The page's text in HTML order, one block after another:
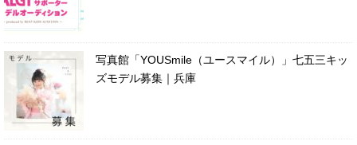
写真館「YOUSmile（ユースマイル）」七五三キッ
ズモデル募集｜兵庫